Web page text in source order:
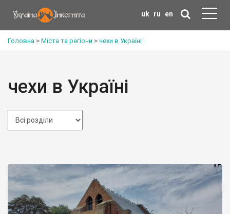
uk ru en
Головна > Міста та регіони > чехи в Україні
чехи в Україні